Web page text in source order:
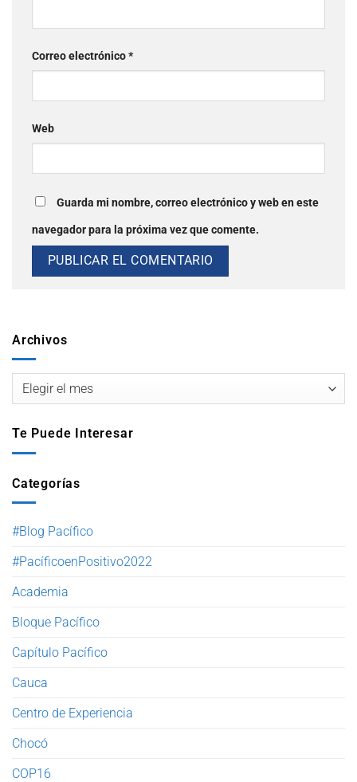
Archivos
Te Puede Interesar
Categorías
#Blog Pacífico
#PacíficoenPositivo2022
Academia
Bloque Pacífico
Capítulo Pacífico
Cauca
Centro de Experiencia
Chocó
COP16
Correo electrónico*
Web
Guarda mi nombre, correo electrónico y web en este
navegador para la próxima vez que comente.